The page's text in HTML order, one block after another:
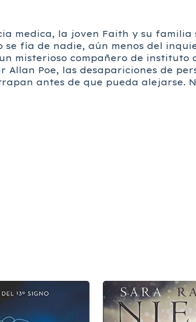
medica, la joven Faith y su
fía de nadie, aún menos del
misterioso compañero de instituto
Poe, las desapariciones de
antes de que pueda alejarse.